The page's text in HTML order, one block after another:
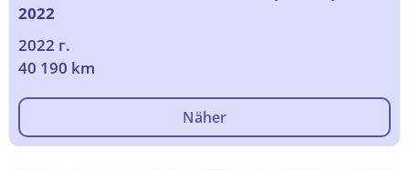
2022
2022 г.
40 190 km
Näher